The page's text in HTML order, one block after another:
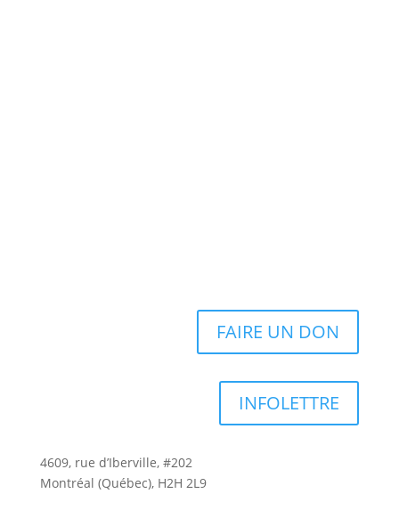
FAIRE UN DON
INFOLETTRE
4609, rue d’Iberville, #202
Montréal (Québec), H2H 2L9